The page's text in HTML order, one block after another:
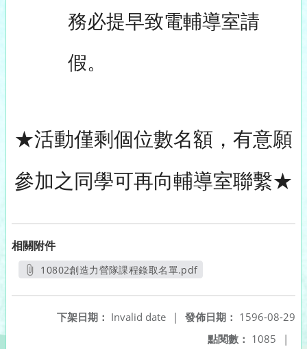
務必提早致電輔導室請
假。
★活動僅剩個位數名額，有意願
參加之同學可再向輔導室聯繫★
相關附件
10802創造力營隊課程錄取名單.pdf
發佈日期： 1596-08-29
下架日期： Invalid date
|
點閱數： 1085 |